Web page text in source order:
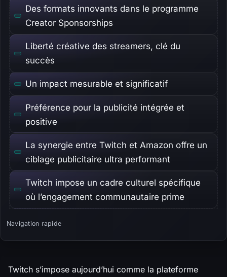
Des formats innovants dans le programme
Creator Sponsorships
Liberté créative des streamers, clé du
succès
Un impact mesurable et significatif
Préférence pour la publicité intégrée et
positive
La synergie entre Twitch et Amazon offre un
ciblage publicitaire ultra performant
Twitch impose un cadre culturel spécifique
où l’engagement communautaire prime
Navigation rapide
Twitch s’impose aujourd’hui comme la plateforme